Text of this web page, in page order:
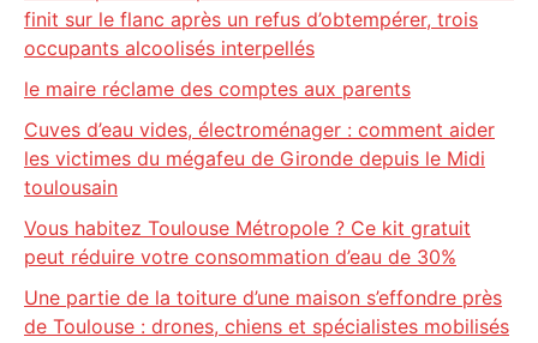
finit sur le flanc après un refus d’obtempérer, trois
occupants alcoolisés interpellés
le maire réclame des comptes aux parents
Cuves d’eau vides, électroménager : comment aider
les victimes du mégafeu de Gironde depuis le Midi
toulousain
Vous habitez Toulouse Métropole ? Ce kit gratuit
peut réduire votre consommation d’eau de 30%
Une partie de la toiture d’une maison s’effondre près
de Toulouse : drones, chiens et spécialistes mobilisés